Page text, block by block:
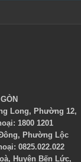
Long, Phường 12,
1800 1201
Phường Lộc
0825.022.022
Huyện Bến Lức,